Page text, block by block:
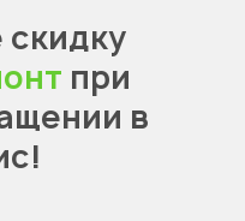
скидку
при
в